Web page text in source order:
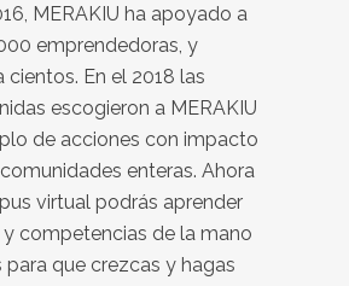
MERAKIU ha apoyado a
emprendedoras, y
cientos. En el 2018 las
escogieron a MERAKIU
de acciones con impacto
enteras. Ahora
virtual podrás aprender
competencias de la mano
para que crezcas y hagas